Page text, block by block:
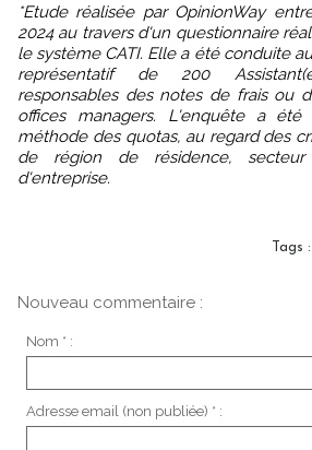
*Etude réalisée par OpinionWay
2024 au travers d'un questionnaire
le système CATI. Elle a été conduite
représentatif de 200
responsables des notes de frais ou
offices managers. L'enquête a
méthode des quotas, au regard des
de région de résidence,
d'entreprise.
Tags :
Nouveau commentaire :
Nom * :
Adresse email (non publiée) * :